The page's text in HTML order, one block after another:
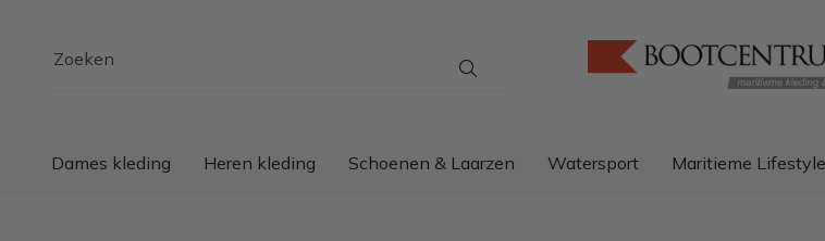
Zoeken
Dames kleding Heren kleding Schoenen & Laarzen Watersport Maritieme Lifestyle